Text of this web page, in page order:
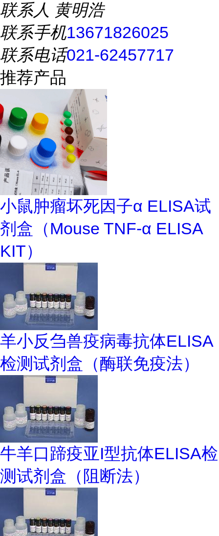
联系人 黄明浩
联系手机13671826025
联系电话021-62457717
推荐产品
小鼠肿瘤坏死因子α ELISA试
剂盒（Mouse TNF-α ELISA
KIT）
羊小反刍兽疫病毒抗体ELISA
检测试剂盒（酶联免疫法）
牛羊口蹄疫亚I型抗体ELISA检
测试剂盒（阻断法）